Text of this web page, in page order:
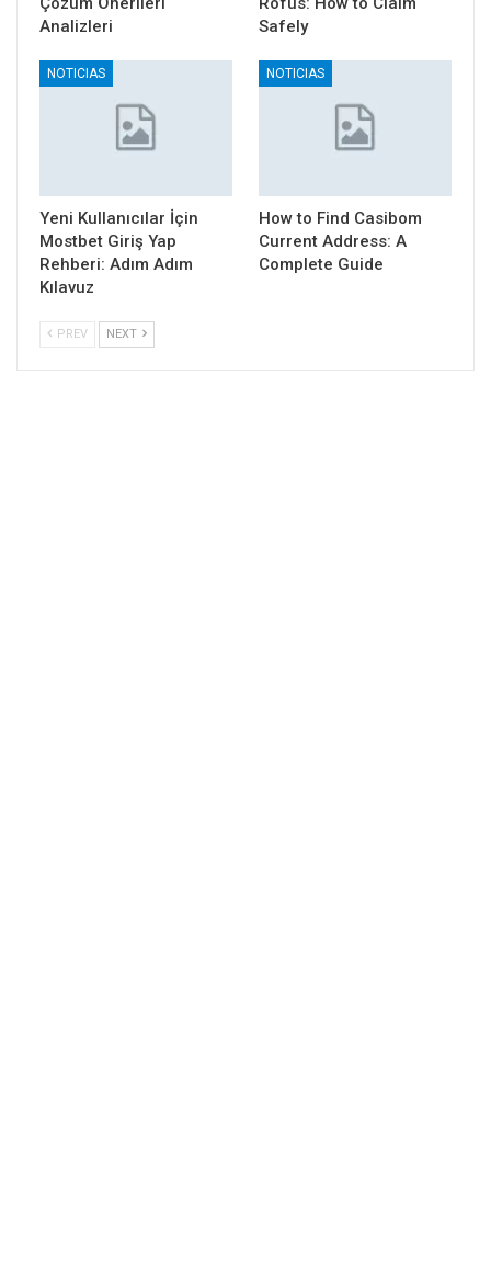
Analizleri
Safely
NOTICIAS
Yeni Kullanıcılar İçin
Mostbet Giriş Yap
Rehberi: Adım Adım
Kılavuz
NOTICIAS
How to Find Casibom
Current Address: A
Complete Guide
PREV NEXT